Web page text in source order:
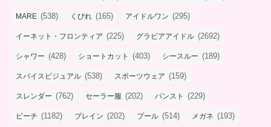
MARE (538) くびれ (165) アイドルワン (295)
イーネット・フロンティア (225) グラビアアイドル (2692)
シャワー (428) ショートカット (403) シースルー (189)
スパイスビジュアル (538) スポーツウェア (159)
スレンダー (762) セーラー服 (202) パンスト (229)
ビーチ (1182) ブレイン (202) プール (514) メガネ (193)